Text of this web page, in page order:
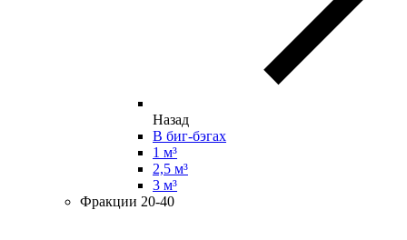
Назад
В биг-бэгах
1 м³
2,5 м³
3 м³
Фракции 20-40